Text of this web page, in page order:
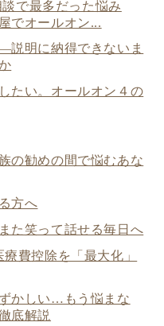
談で最多だった悩み
でオールオン...
明に納得できないま
たい。オールオン４の
の勧めの間で悩むあな
方へ
た笑って話せる毎日へ
費控除を「最大化」
かしい…もう悩まな
底解説